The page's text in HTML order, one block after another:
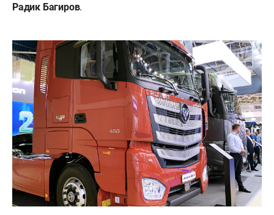
Радик Багиров.